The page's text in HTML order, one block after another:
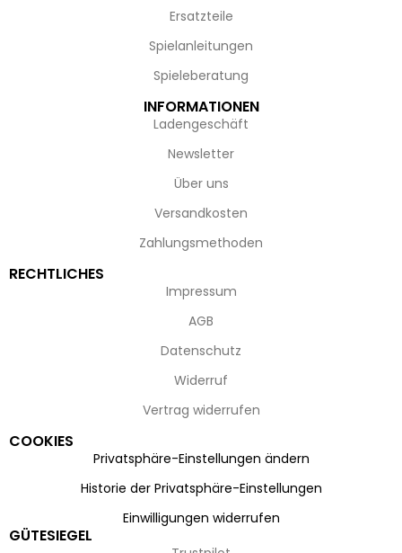
Ersatzteile
Spielanleitungen
Spieleberatung
INFORMATIONEN
Ladengeschäft
Newsletter
Über uns
Versandkosten
Zahlungsmethoden
RECHTLICHES
Impressum
AGB
Datenschutz
Widerruf
Vertrag widerrufen
COOKIES
Privatsphäre-Einstellungen ändern
Historie der Privatsphäre-Einstellungen
Einwilligungen widerrufen
GÜTESIEGEL